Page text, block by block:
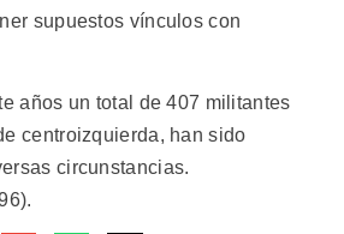
supuestos vínculos con
años un total de 407 militantes
centroizquierda, han sido
circunstancias.